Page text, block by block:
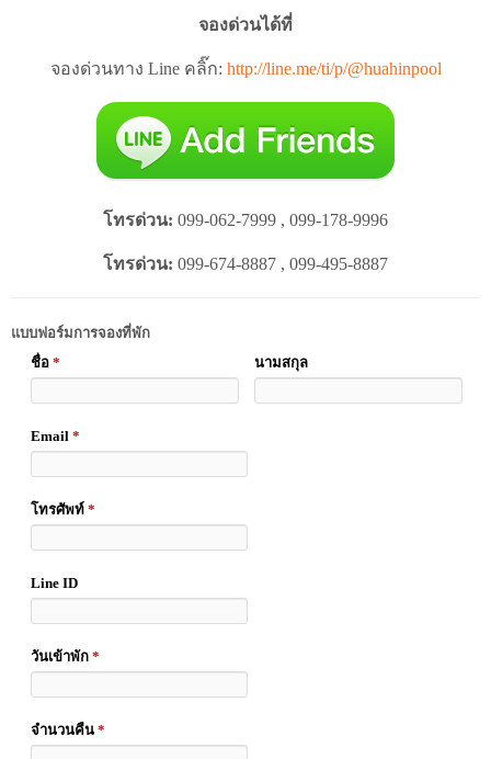
จองด่วนได้ที่
จองด่วนทาง Line คลิ๊ก: http://line.me/ti/p/@huahinpool
โทรด่วน: 099-062-7999 , 099-178-9996
โทรด่วน: 099-674-8887 , 099-495-8887
แบบฟอร์มการจองที่พัก
ชื่อ * นามสกุล
Email *
โทรศัพท์ *
Line ID
วันเข้าพัก *
จำนวนคืน *